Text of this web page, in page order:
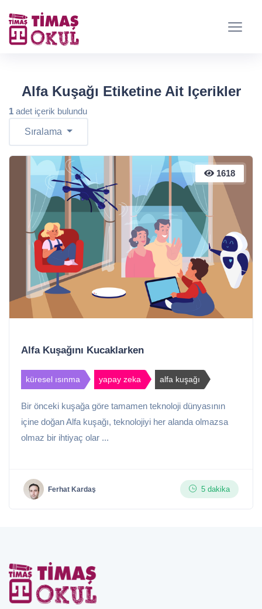
Alfa Kuşağı Etiketine Ait Içerikler
1 adet içerik bulundu
Sıralama
1618
Alfa Kuşağını Kucaklarken
küresel ısınma yapay zeka alfa kuşağı
Bir önceki kuşağa göre tamamen teknoloji dünyasının
içine doğan Alfa kuşağı, teknolojiyi her alanda olmazsa
olmaz bir ihtiyaç olar ...
Ferhat Kardaş 5 dakika